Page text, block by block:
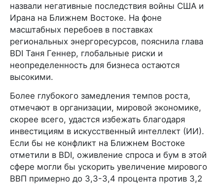
назвали негативные последствия войны США и
Ирана на Ближнем Востоке. На фоне
масштабных перебоев в поставках
региональных энергоресурсов, пояснила глава
BDI Таня Геннер, глобальные риски и
неопределенность для бизнеса остаются
высокими.
Более глубокого замедления темпов роста,
отмечают в организации, мировой экономике,
скорее всего, удастся избежать благодаря
инвестициям в искусственный интеллект (ИИ).
Если бы не конфликт на Ближнем Востоке
отметили в BDI, оживление спроса и бум в этой
сфере могли бы ускорить увеличение мирового
ВВП примерно до 3,3-3,4 процента против 3,2